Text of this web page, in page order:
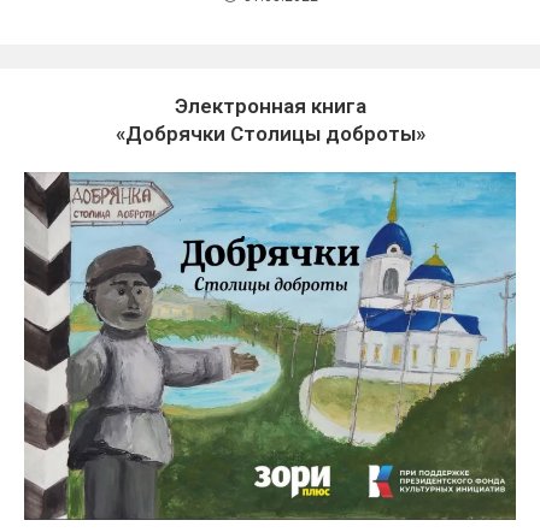
Электронная книга
«Добрячки Столицы доброты»